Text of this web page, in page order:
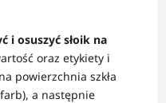
i osuszyć słoik na
oraz etykiety i
powierzchnia szkła
a następnie